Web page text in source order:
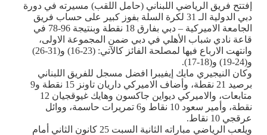
إفتتح فريق الرياضي اللبناني (حامل اللقب) مسيرته في دورة
دبي الدولية الـ 31 لكرة السلة بفوز كبير على حساب فريق
الجامعة الاميركية – دبي بفارق 18 نقطة وبنتيجة 96-78 في
قاعة نادي شباب الأهلي في دبي ضمن المجموعة الاولى،
وانتهت الارباع فيها لمصلحة الفائز كالآتي: (23-16) و(31-26)
و(24-19) و(18-17).
وكان النيجيري مايك إيفيبرا افضل مسجل للفريق اللبناني
برصيد 21 نقطة، وأضاف الاميركي داريان تاونز 15 نقطة و9
متابعات، والاميركي ديواين جاكسون وهايك غيوقجيان 12
نقطة، وأمير سعود 10 نقاط و6 تمريرات حاسمة، ووائل
عرقجي 10 نقاط
.
ويلعب الرياضي مباراته الثانية السبت 25 كانون الثاني أمام